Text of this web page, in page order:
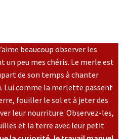
beaucoup observer les
un peu mes chéris. Le merle est
de son temps à chanter
Lui comme la merlette passent
fouiller le sol et à jeter des
leur nourriture. Observez-les,
et la terre avec leur petit